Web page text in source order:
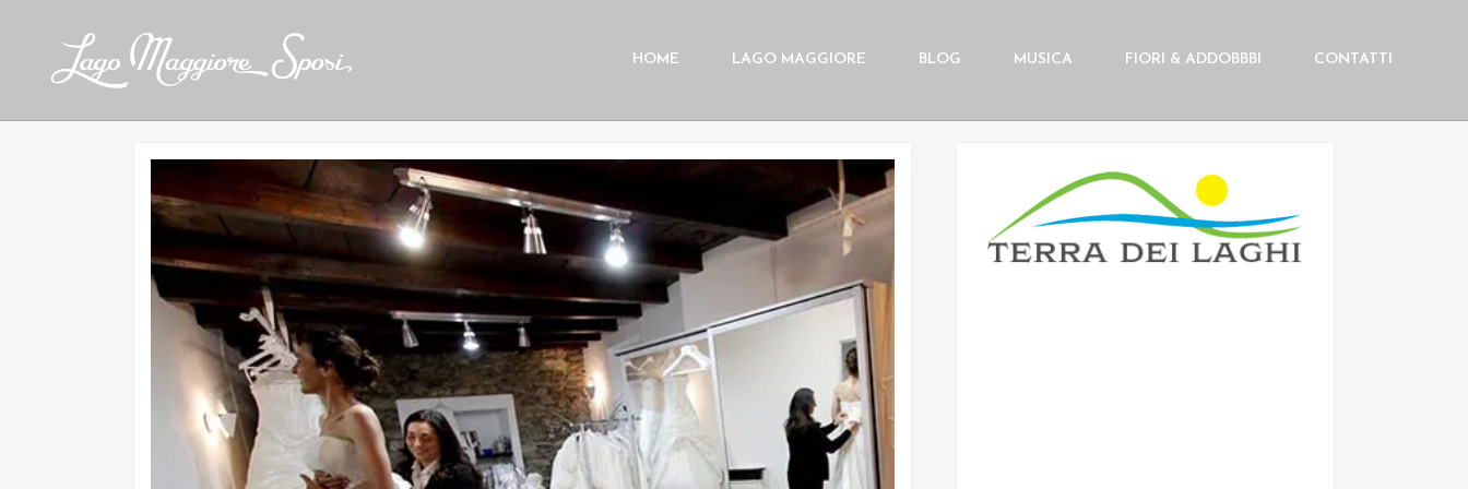
HOME LAGO MAGGIORE BLOG MUSICA FIORI & ADDOBBBI CONTATTI